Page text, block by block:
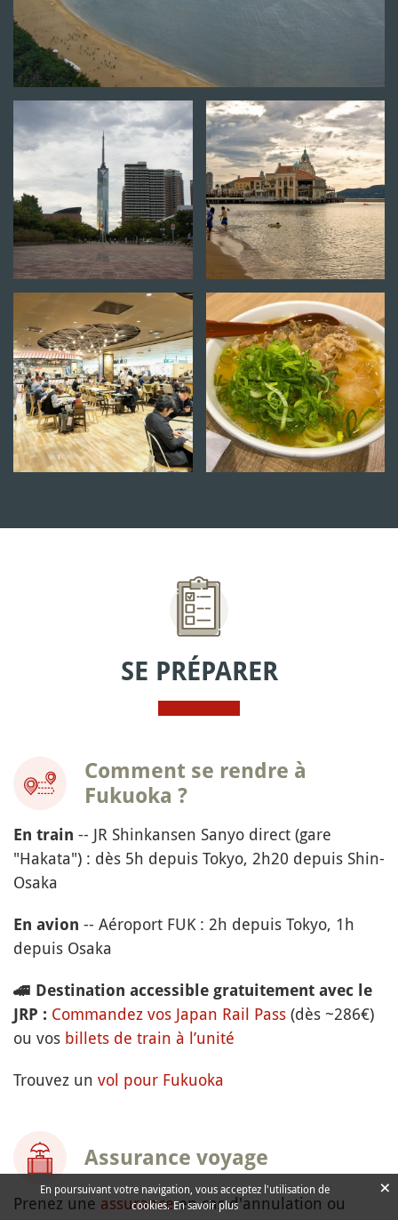
SE PRÉPARER
Comment se rendre à
Fukuoka ?
En train -- JR Shinkansen Sanyo direct (gare
"Hakata") : dès 5h depuis Tokyo, 2h20 depuis Shin-
Osaka
En avion -- Aéroport FUK : 2h depuis Tokyo, 1h
depuis Osaka
🚄 Destination accessible gratuitement avec le
JRP : Commandez vos Japan Rail Pass (dès ~286€)
ou vos billets de train à l’unité
Trouvez un vol pour Fukuoka
Assurance voyage
Prenez une assuranceen cas d'annulation ou
En poursuivant votre navigation, vous acceptez l'utilisation de
cookies. En savoir plus
×